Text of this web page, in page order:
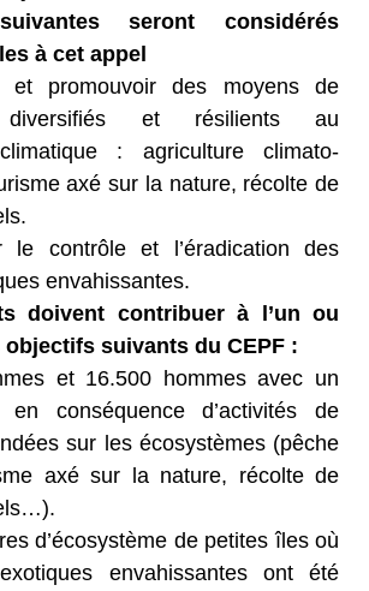
seront considérés
à cet appel
et promouvoir des moyens de
diversifiés et résilients au
: agriculture climato-
axé sur la nature, récolte de
le contrôle et l’éradication des
envahissantes.
doivent contribuer à l’un ou
suivants du CEPF :
et 16.500 hommes avec un
en conséquence d’activités de
sur les écosystèmes (pêche
axé sur la nature, récolte de
d’écosystème de petites îles où
envahissantes ont été